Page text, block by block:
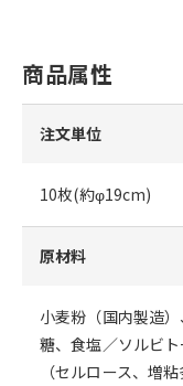
商品属性
注文単位
10枚(約φ19cm)
原材料
小麦粉（国内製造
糖、食塩／ソルビ
（セルロース、増